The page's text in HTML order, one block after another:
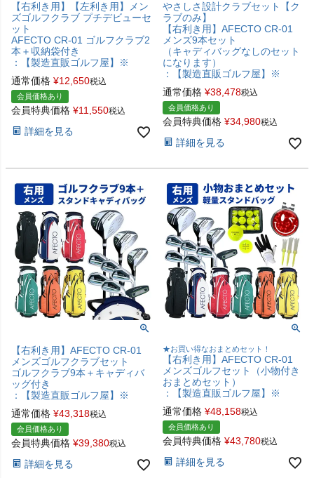
【右利き用】【左利き用】メン
ズゴルフクラブ プチデビューセ
ット
AFECTO CR-01 ゴルフクラブ2
本＋収納袋付き
：【製造直販ゴルフ屋】※
通常価格 ¥12,650税込
会員価格あり
会員特典価格 ¥11,550税込
詳細を見る
やさしさ設計クラブセット【ク
ラブのみ】
【右利き用】AFECTO CR-01
メンズ9本セット
（キャディバッグなしのセット
になります）
：【製造直販ゴルフ屋】※
通常価格 ¥38,478税込
会員価格あり
会員特典価格 ¥34,980税込
詳細を見る
【右利き用】AFECTO CR-01
メンズゴルフクラブセット
ゴルフクラブ9本＋キャディバ
ッグ付き
：【製造直販ゴルフ屋】※
通常価格 ¥43,318税込
会員価格あり
会員特典価格 ¥39,380税込
詳細を見る
★お買い得なおまとめセット！
【右利き用】AFECTO CR-01
メンズゴルフセット（小物付き
おまとめセット）
：【製造直販ゴルフ屋】※
通常価格 ¥48,158税込
会員価格あり
会員特典価格 ¥43,780税込
詳細を見る